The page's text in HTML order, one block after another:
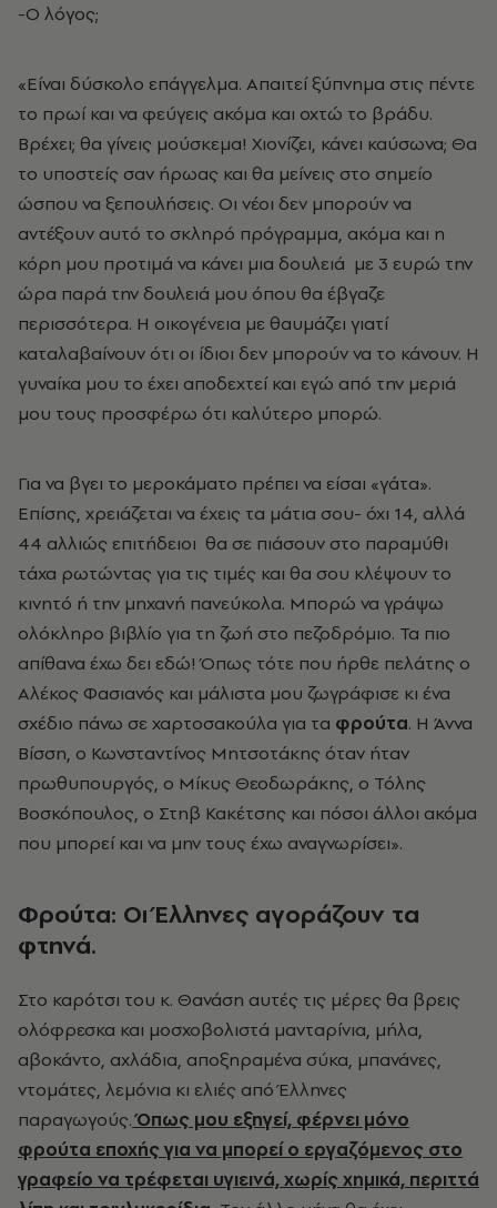
-Ο λόγος;
«Είναι δύσκολο επάγγελμα. Απαιτεί ξύπνημα στις πέντε
το πρωί και να φεύγεις ακόμα και οχτώ το βράδυ.
Βρέχει; θα γίνεις μούσκεμα! Χιονίζει, κάνει καύσωνα; Θα
το υποστείς σαν ήρωας και θα μείνεις στο σημείο
ώσπου να ξεπουλήσεις. Οι νέοι δεν μπορούν να
αντέξουν αυτό το σκληρό πρόγραμμα, ακόμα και η
κόρη μου προτιμά να κάνει μια δουλειά με 3 ευρώ την
ώρα παρά την δουλειά μου όπου θα έβγαζε
περισσότερα. Η οικογένεια με θαυμάζει γιατί
καταλαβαίνουν ότι οι ίδιοι δεν μπορούν να το κάνουν. Η
γυναίκα μου το έχει αποδεχτεί και εγώ από την μεριά
μου τους προσφέρω ότι καλύτερο μπορώ.
Για να βγει το μεροκάματο πρέπει να είσαι «γάτα».
Επίσης, χρειάζεται να έχεις τα μάτια σου- όχι 14, αλλά
44 αλλιώς επιτήδειοι θα σε πιάσουν στο παραμύθι
τάχα ρωτώντας για τις τιμές και θα σου κλέψουν το
κινητό ή την μηχανή πανεύκολα. Μπορώ να γράψω
ολόκληρο βιβλίο για τη ζωή στο πεζοδρόμιο. Τα πιο
απίθανα έχω δει εδώ! Όπως τότε που ήρθε πελάτης ο
Αλέκος Φασιανός και μάλιστα μου ζωγράφισε κι ένα
σχέδιο πάνω σε χαρτοσακούλα για τα φρούτα. Η Άννα
Βίσση, ο Κωνσταντίνος Μητσοτάκης όταν ήταν
πρωθυπουργός, ο Μίκυς Θεοδωράκης, ο Τόλης
Βοσκόπουλος, ο Στηβ Κακέτσης και πόσοι άλλοι ακόμα
που μπορεί και να μην τους έχω αναγνωρίσει».
Φρούτα: Οι Έλληνες αγοράζουν τα
φτηνά.
Στο καρότσι του κ. Θανάση αυτές τις μέρες θα βρεις
ολόφρεσκα και μοσχοβολιστά μανταρίνια, μήλα,
αβοκάντο, αχλάδια, αποξηραμένα σύκα, μπανάνες,
ντομάτες, λεμόνια κι ελιές από Έλληνες
παραγωγούς. Όπως μου εξηγεί, φέρνει μόνο
φρούτα εποχής για να μπορεί ο εργαζόμενος στο
γραφείο να τρέφεται υγιεινά, χωρίς χημικά, περιττά